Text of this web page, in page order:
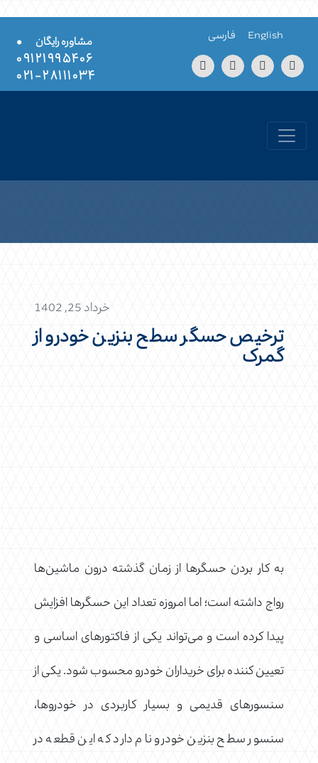
English فارسی مشاوره رایگان
•
۰۹۱۲۱۹۹۵۴۰۶
۲۸۱۱۱۰۳۴-۰۲۱
خرداد 25, 1402
ترخیص حسگر سطح بنزین خودرو از
گمرک
به کار بردن حسگرها از زمان گذشته درون ماشین‌ها
رواج داشته است؛ اما امروزه تعداد این حسگرها افزایش
پیدا کرده است و می‌تواند یکی از فاکتورهای اساسی و
تعیین کننده برای خریداران خودرو محسوب شود. یکی از
سنسورهای قدیمی و بسیار کاربردی در خودروها،
سنسور سطح بنزین خودرو نام دارد که این قطعه در